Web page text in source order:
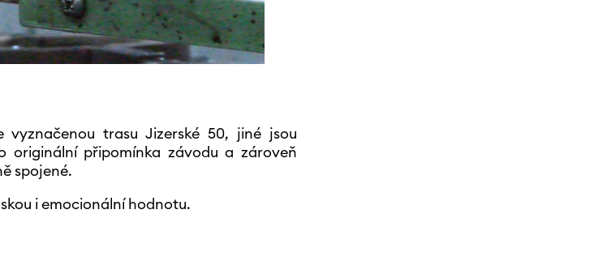
trasu Jizerské 50, jiné jsou
originální připomínka závodu a zároveň
spojené.
i emocionální hodnotu.